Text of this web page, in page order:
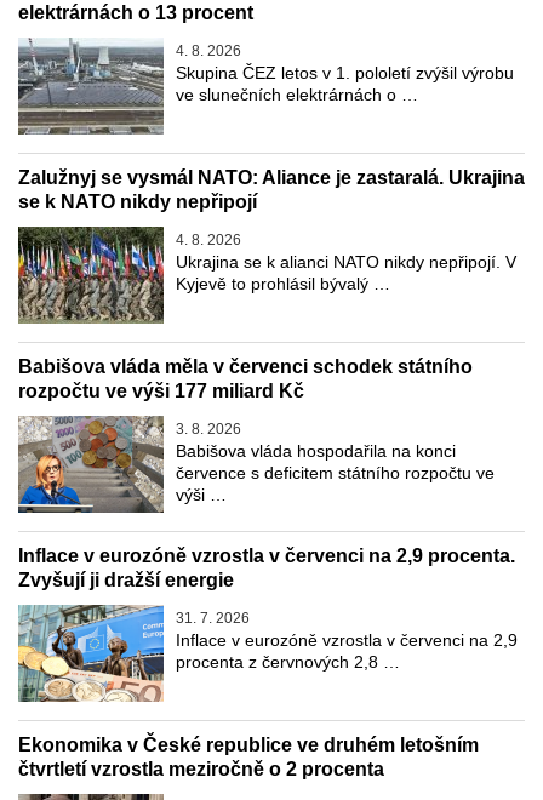
elektrárnách o 13 procent
4. 8. 2026
Skupina ČEZ letos v 1. pololetí zvýšil výrobu
ve slunečních elektrárnách o …
Zalužnyj se vysmál NATO: Aliance je zastaralá. Ukrajina
se k NATO nikdy nepřipojí
4. 8. 2026
Ukrajina se k alianci NATO nikdy nepřipojí. V
Kyjevě to prohlásil bývalý …
Babišova vláda měla v červenci schodek státního
rozpočtu ve výši 177 miliard Kč
3. 8. 2026
Babišova vláda hospodařila na konci
července s deficitem státního rozpočtu ve
výši …
Inflace v eurozóně vzrostla v červenci na 2,9 procenta.
Zvyšují ji dražší energie
31. 7. 2026
Inflace v eurozóně vzrostla v červenci na 2,9
procenta z červnových 2,8 …
Ekonomika v České republice ve druhém letošním
čtvrtletí vzrostla meziročně o 2 procenta